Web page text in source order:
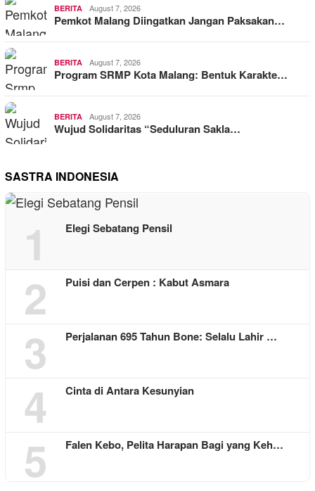
BERITA August 7, 2026
Pemkot Malang Diingatkan Jangan Paksakan…
BERITA August 7, 2026
Program SRMP Kota Malang: Bentuk Karakte…
BERITA August 7, 2026
Wujud Solidaritas “Seduluran Sakla…
SASTRA INDONESIA
1 Elegi Sebatang Pensil
2 Puisi dan Cerpen : Kabut Asmara
3 Perjalanan 695 Tahun Bone: Selalu Lahir …
4 Cinta di Antara Kesunyian
5 Falen Kebo, Pelita Harapan Bagi yang Keh…